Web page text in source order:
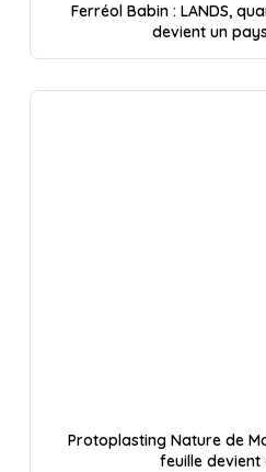
Ferréol Babin : LANDS,
devient un
Protoplasting Nature de
feuille